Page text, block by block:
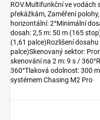
ROV.Multifunkční ve vodách
překážkám, Zaměření
horizontální: 2°Minimální
dosah: 2,5 m: 50 m (165
(1,61 palce)Rozlišení
palce)Skenovaný sektor:
skenování na 2 m: 9 s /
360°Tlaková odolnost: 300
systémem Chasing M2 Pro